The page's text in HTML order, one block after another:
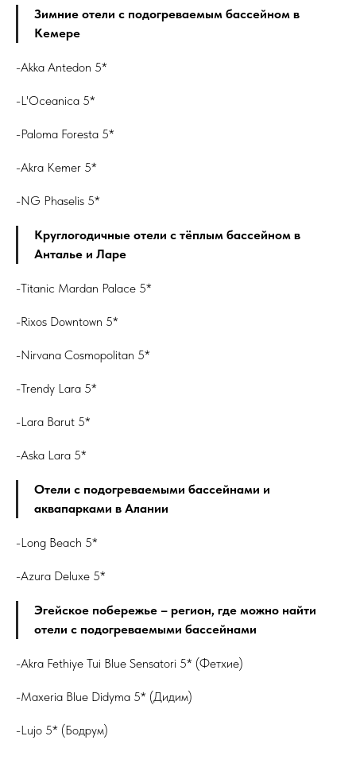
Зимние отели с подогреваемым бассейном в
Кемере
-Akka Antedon 5*
-L'Oceanica 5*
-Paloma Foresta 5*
-Akra Kemer 5*
-NG Phaselis 5*
Круглогодичные отели с тёплым бассейном в
Анталье и Ларе
-Titanic Mardan Palace 5*
-Rixos Downtown 5*
-Nirvana Cosmopolitan 5*
-Trendy Lara 5*
-Lara Barut 5*
-Aska Lara 5*
Отели с подогреваемыми бассейнами и
аквапарками в Алании
-Long Beach 5*
-Azura Deluxe 5*
Эгейское побережье – регион, где можно найти
отели с подогреваемыми бассейнами
-Akra Fethiye Tui Blue Sensatori 5* (Фетхие)
-Maxeria Blue Didyma 5* (Дидим)
-Lujo 5* (Бодрум)